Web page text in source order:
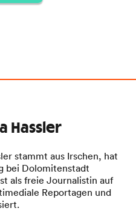
Hassler
stammt aus Irschen, hat
bei Dolomitenstadt
als freie Journalistin auf
Reportagen und